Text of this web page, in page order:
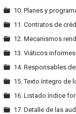
10. Planes y
11. Contratos de
12. Mecanismos
13. Viáticos
14. Responsables
15. Texto íntegro de
16. Listado índice
17. Detalle de las